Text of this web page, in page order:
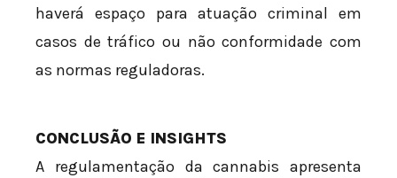
haverá espaço para atuação criminal em
casos de tráfico ou não conformidade com
as normas reguladoras.
CONCLUSÃO E INSIGHTS
A regulamentação da cannabis apresenta